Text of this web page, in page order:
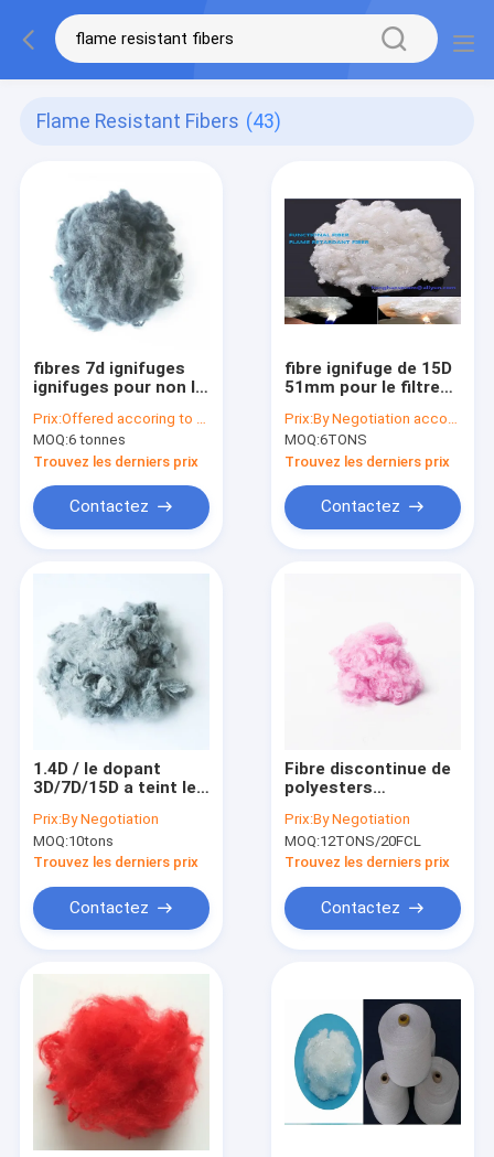
Flame Resistant Fibers (43)
fibres 7d ignifuges
ignifuges pour non le
Prix:Offered accoring to the Qty ,Exchange Rate,Material Cost
MOQ:6 tonnes
Trouvez les derniers prix
Contactez
fibre ignifuge de 15D
51mm pour le filtre
Prix:By Negotiation according to the Qty and Mateiral Cost Price
MOQ:6TONS
Trouvez les derniers prix
Contactez
1.4D / le dopant
3D/7D/15D a teint le
100% ignifuge
Prix:By Negotiation
MOQ:10tons
Trouvez les derniers prix
Contactez
Fibre discontinue de
polyesters
rose-clair de Vierge
3Dtex non tissé
76mm
Prix:By Negotiation
MOQ:12TONS/20FCL
Trouvez les derniers prix
Contactez